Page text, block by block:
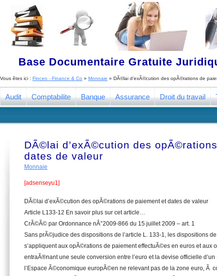
Base Documentaire Gratuite
Vous êtes ici : Finceo - Finance & Co » Monnaie » DÃ©lai d’exÃ©cution des opÃ©rations de
Audit Comptabilite Banque Assurance Droit du travail
DÃ©lai d’exÃ©cution des
dates de valeur
Monnaie
[adsenseyu1]
DÃ©lai d’exÃ©cution des opÃ©rations de paiement et dates de valeur
Article L133-12 En savoir plus sur cet article…
CrÃ©Ã© par Ordonnance nÂ°2009-866 du 15 juillet 2009 – art. 1
Sans prÃ©judice des dispositions de l’article L. 133-1, les dispositions
s’appliquent aux opÃ©rations de paiement effectuÃ©es en euros et aux
entraÃ®nant une seule conversion entre l’euro et la devise officielle
l’Espace Ã©conomique europÃ©en ne relevant pas de la zone euro, Ã